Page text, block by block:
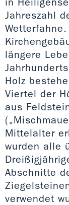
Jahreszahl
längere
Holz
Viertel der
aus
Mittelalter
wurden alle
Abschnitte
verwendet